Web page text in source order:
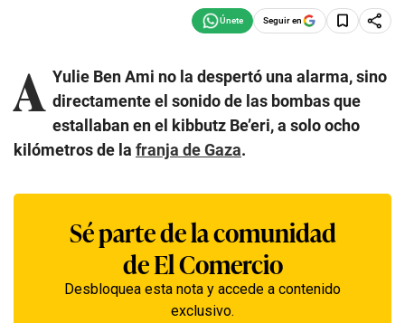
Seguir en
A Yulie Ben Ami no la despertó una alarma, sino
directamente el sonido de las bombas que
estallaban en el kibbutz Be’eri, a solo ocho
kilómetros de la franja de Gaza.